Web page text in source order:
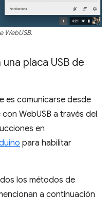
WebUSB.
placa USB de
es comunicarse desde
WebUSB a través del
en
para habilitar
los métodos de
a continuación